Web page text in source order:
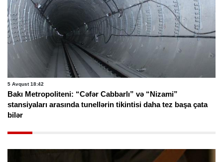
5 Avqust 18:42
Bakı Metropoliteni: “Cəfər Cabbarlı” və “Nizami”
stansiyaları arasında tunellərin tikintisi daha tez başa çata
bilər